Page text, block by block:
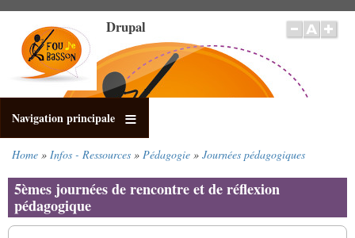
contenuto
principale
Drupal
Navigation principale
di
pane
Home Infos - Ressources Pédagogie Journées pédagogiques
5èmes journées de rencontre et de réflexion
pédagogique